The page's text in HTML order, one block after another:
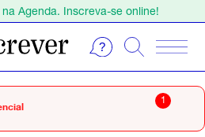
Agenda. Inscreva-se online!
Agenda. Inscreva-se online!
1